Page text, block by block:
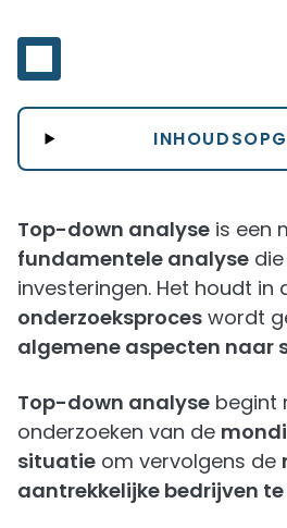
Top-down analyse is een
fundamentele analyse
investeringen. Het houdt in
onderzoeksproces wordt
algemene aspecten naar
Top-down analyse begint
onderzoeken van de
situatie om vervolgens de
aantrekkelijke bedrijven